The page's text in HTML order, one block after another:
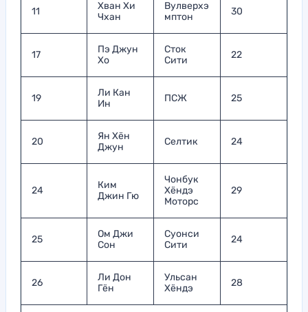
11
Хван Хи
Чхан
Вулверхэ
мптон
30
17
Пэ Джун
Хо
Сток
Сити
22
19
Ли Кан
Ин
ПСЖ 25
20
Ян Хён
Джун
Селтик 24
24
Ким
Джин Гю
Чонбук
Хёндэ
Моторс
29
25
Ом Джи
Сон
Суонси
Сити
24
26
Ли Дон
Гён
Ульсан
Хёндэ
28